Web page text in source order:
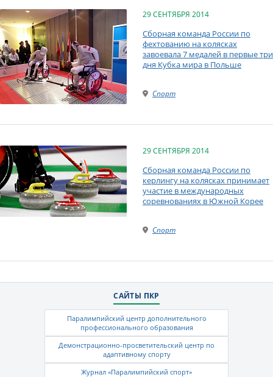
29 СЕНТЯБРЯ 2014
Сборная команда России по
фехтованию на колясках
завоевала 7 медалей в первые три
дня Кубка мира в Польше
Спорт
29 СЕНТЯБРЯ 2014
Сборная команда России по
керлингу на колясках принимает
участие в международных
соревнованиях в Южной Корее
Спорт
САЙТЫ ПКР
Паралимпийский центр дополнительного
профессионального образования
Демонстрационно-просветительский центр по
адаптивному спорту
Журнал «Паралимпийский спорт»